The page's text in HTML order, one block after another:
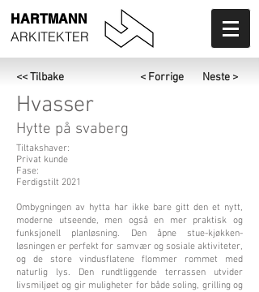
HARTMANN
ARKITEKTER
<< Tilbake < Forrige Neste >
Hvasser
Hytte på svaberg
Tiltakshaver:
Privat kunde
Fase:
Ferdigstilt 2021
Ombygningen av hytta har ikke bare gitt den et nytt,
moderne utseende, men også en mer praktisk og
funksjonell planløsning. Den åpne stue-kjøkken-
løsningen er perfekt for samvær og sosiale aktiviteter,
og de store vindusflatene flommer rommet med
naturlig lys. Den rundtliggende terrassen utvider
livsmiljøet og gir muligheter for både soling, grilling og